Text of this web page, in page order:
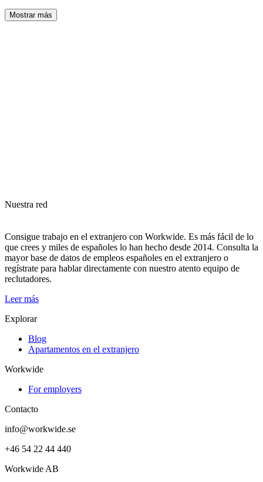
Mostrar más
Nuestra red
Consigue trabajo en el extranjero con Workwide. Es más fácil de lo
que crees y miles de españoles lo han hecho desde 2014. Consulta la
mayor base de datos de empleos españoles en el extranjero o
regístrate para hablar directamente con nuestro atento equipo de
reclutadores.
Leer más
Explorar
Blog
Apartamentos en el extranjero
Workwide
For employers
Contacto
info@workwide.se
+46 54 22 44 440
Workwide AB